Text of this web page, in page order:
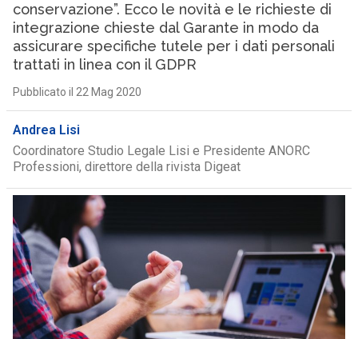
conservazione”. Ecco le novità e le richieste di
integrazione chieste dal Garante in modo da
assicurare specifiche tutele per i dati personali
trattati in linea con il GDPR
Pubblicato il 22 Mag 2020
Andrea Lisi
Coordinatore Studio Legale Lisi e Presidente ANORC
Professioni, direttore della rivista Digeat